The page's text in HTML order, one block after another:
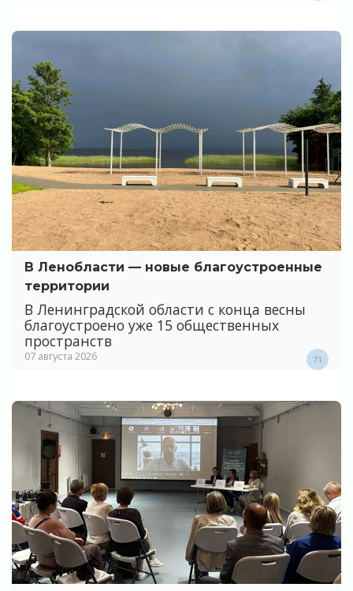
В Ленобласти — новые благоустроенные
территории
В Ленинградской области с конца весны
благоустроено уже 15 общественных
пространств
07 августа 2026 71